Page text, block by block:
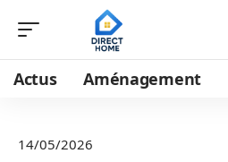
Actus Aménagement
14/05/2026